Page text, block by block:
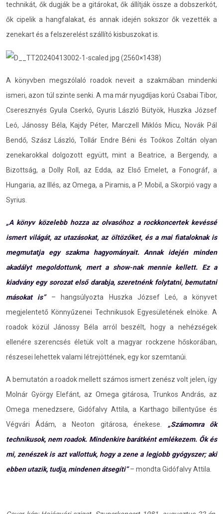
technikát, ők dugják be a gitárokat, ők állítják össze a dobszerkót,
ők cipelik a hangfalakat, és annak idején sokszor ők vezették a
zenekart és a felszerelést szállító kisbuszokat is.
A könyvben megszólaló roadok neveit a szakmában mindenki
ismeri, azon túl szinte senki. A ma már nyugdíjas korú Csabai Tibor,
Cseresznyés Gyula Cserkó, Gyuris László Bütyök, Huszka József
Leó, Jánossy Béla, Kajdy Péter, Marczell Miklós Micu, Novák Pál
Bendő, Szász László, Tollár Endre Béni és Toókos Zoltán olyan
zenekarokkal dolgozott együtt, mint a Beatrice, a Bergendy, a
Bizottság, a Dolly Roll, az Edda, az Első Emelet, a Fonográf, a
Hungaria, az Illés, az Omega, a Piramis, a P. Mobil, a Skorpió vagy a
Syrius.
„A könyv közelebb hozza az olvasóhoz a rockkoncertek kevéssé
ismert világát, az utazásokat, az öltözőket, és a mai fiataloknak is
megmutatja egy szakma hagyományait. Annak idején minden
akadályt megoldottunk, mert a show-nak mennie kellett. Ez a
kiadvány egy sorozat első darabja, szeretnénk folytatni, bemutatni
másokat is” – hangsúlyozta Huszka József Leó, a könyvet
megjelentető Könnyűzenei Technikusok Egyesületének elnöke. A
roadok közül Jánossy Béla arról beszélt, hogy a nehézségek
ellenére szerencsés életük volt a magyar rockzene hőskorában,
részesei lehettek valami létrejöttének, egy kor szemtanúi.
A bemutatón a roadok mellett számos ismert zenész volt jelen, így
Molnár György Elefánt, az Omega gitárosa, Trunkos András, az
Omega menedzsere, Gidófalvy Attila, a Karthago billentyűse és
Végvári Ádám, a Neoton gitárosa, énekese.
„Számomra ők
technikusok, nem roadok. Mindenkire barátként emlékezem. Ők és
mi, zenészek is azt vallottuk, hogy a zene a legjobb gyógyszer; aki
ebben utazik, tudja, mindenen átsegíti”– mondta Gidófalvy Attila.